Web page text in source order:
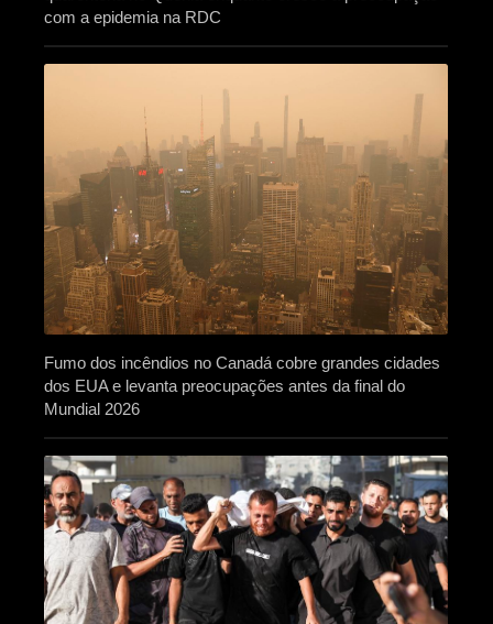
com a epidemia na RDC
Fumo dos incêndios no Canadá cobre grandes cidades
dos EUA e levanta preocupações antes da final do
Mundial 2026